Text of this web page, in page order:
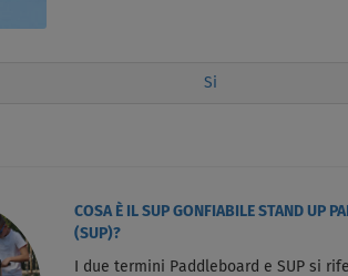
Si
COSA È IL SUP GONFIABILE STAND UP
(SUP)?
I due termini Paddleboard e SUP si